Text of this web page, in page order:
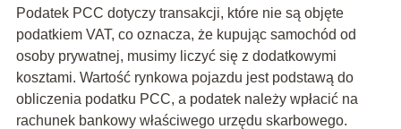
Podatek PCC dotyczy transakcji, które nie są objęte
podatkiem VAT, co oznacza, że kupując samochód od
osoby prywatnej, musimy liczyć się z dodatkowymi
kosztami. Wartość rynkowa pojazdu jest podstawą do
obliczenia podatku PCC, a podatek należy wpłacić na
rachunek bankowy właściwego urzędu skarbowego.